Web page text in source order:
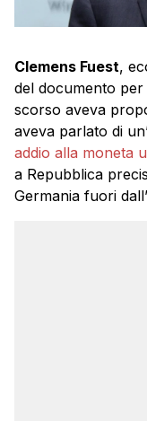
Clemens Fuest,
del documento
scorso aveva
aveva parlato di
addio alla moneta
a Repubblica
Germania fuori